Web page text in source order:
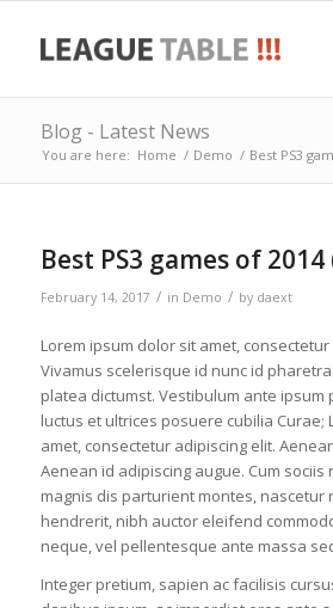
Blog - Latest News
You are here: Home / Demo / Best PS3
Best PS3 games of
February 14, 2017 / in Demo / by daext
Lorem ipsum dolor sit amet,
Vivamus scelerisque id nunc id
platea dictumst. Vestibulum ante ipsum
luctus et ultrices posuere cubilia Curae;
amet, consectetur adipiscing elit.
Aenean id adipiscing augue. Cum
magnis dis parturient montes, nascetur
hendrerit, nibh auctor eleifend
neque, vel pellentesque ante massa
Integer pretium, sapien ac facilisis